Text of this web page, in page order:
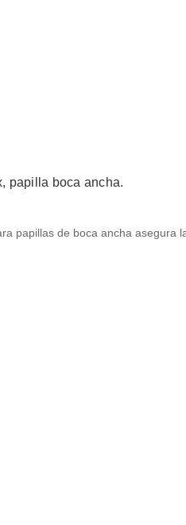
papilla boca ancha.
papillas de boca ancha asegura